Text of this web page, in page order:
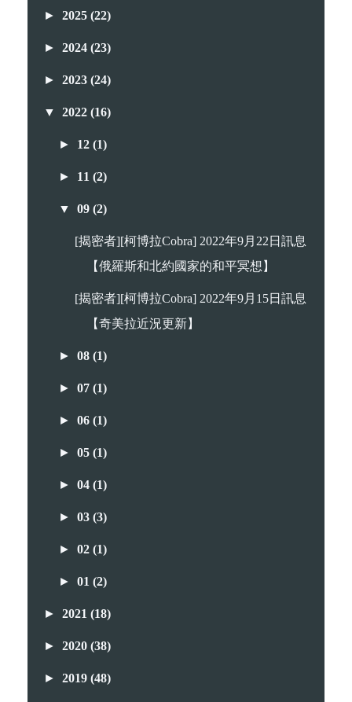
► 2025 (22)
► 2024 (23)
► 2023 (24)
▼ 2022 (16)
► 12(1)
► 11(2)
▼09(2)
[揭密者][柯博拉Cobra] 2022年9月22日訊息
【俄羅斯和北約國家的和平冥想】
[揭密者][柯博拉Cobra] 2022年9月15日訊息
【奇美拉近況更新】
►08(1)
►07(1)
►06(1)
►05(1)
►04(1)
►03(3)
►02(1)
►01(2)
► 2021 (18)
► 2020 (38)
► 2019 (48)